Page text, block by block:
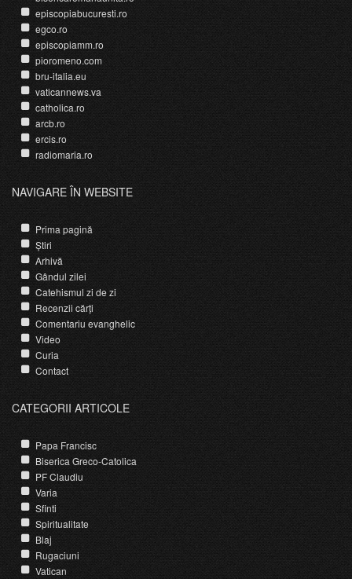
episcopiabucuresti.ro
egco.ro
episcopiamm.ro
pioromeno.com
bru-italia.eu
vaticannews.va
catholica.ro
arcb.ro
ercis.ro
radiomaria.ro
NAVIGARE ÎN WEBSITE
Prima pagină
Știri
Arhivă
Gândul zilei
Catehismul zi de zi
Recenzii cărți
Comentariu evanghelic
Video
Curia
Contact
CATEGORII ARTICOLE
Papa Francisc
Biserica Greco-Catolica
PF Claudiu
Varia
Sfinti
Spiritualitate
Blaj
Rugaciuni
Vatican